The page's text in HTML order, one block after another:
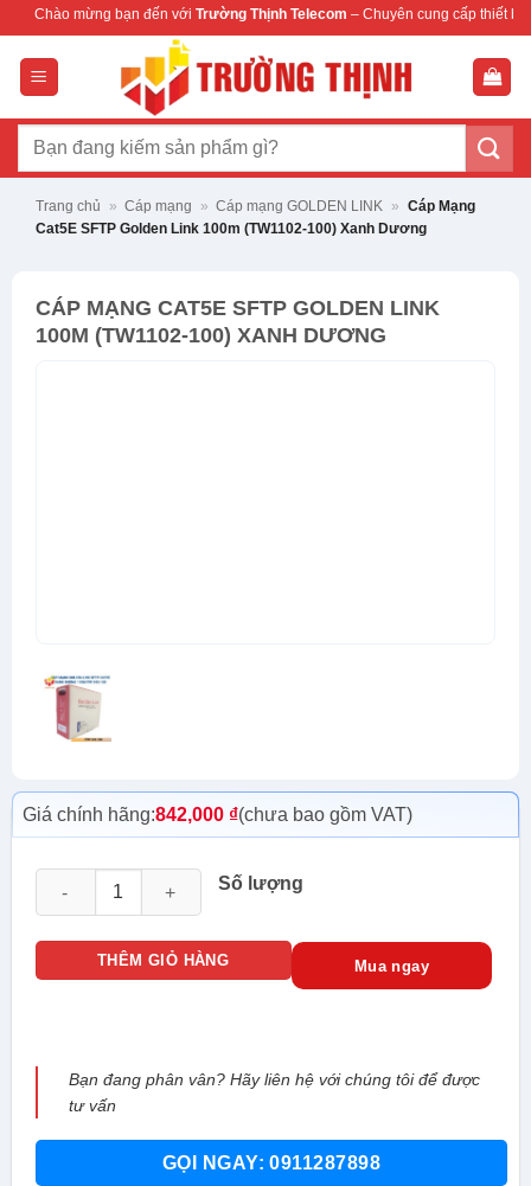
dung
bạn đến vớiTrường Thịnh Telecom – Chuyên cung cấp thiết bị mạng &
Tìm
Trang chủ » Cáp mạng » Cáp mạng GOLDEN LINK » Cáp Mạng
Cat5E SFTP Golden Link 100m (TW1102-100) Xanh Dương
CÁP MẠNG CAT5E SFTP GOLDEN LINK
100M (TW1102-100) XANH DƯƠNG
Giá chính hãng:842,000 ₫(chưa bao gồm VAT)
Số lượng
Cáp Mạng Cat5E SFTP Golden Link 100m (TW1102-100)
THÊM GIỎ HÀNG Mua ngay
Bạn đang phân vân? Hãy liên hệ với chúng tôi để được
tư vấn
GỌI NGAY: 0911287898